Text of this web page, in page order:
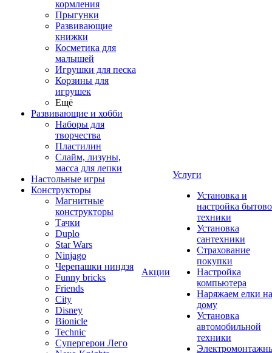
кормления
Прыгунки
Развивающие
книжки
Косметика для
малышей
Игрушки для песка
Корзины для
игрушек
Ещё
Развивающие и хобби
Наборы для
творчества
Пластилин
Слайм, лизуны,
масса для лепки
Настольные игры
Конструкторы
Магнитные
конструкторы
Тачки
Duplo
Star Wars
Ninjago
Черепашки ниндзя
Funny bricks
Friends
City
Disney
Bionicle
Technic
Супергерои Лего
Акции
Услуги
Установка и
настройка
техники
Установка
сантехники
Страхование
покупки
Настройка
компьютера
Наряжаем елки на
дому
Установка
автомобильной
техники